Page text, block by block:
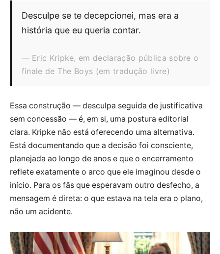
Desculpe se te decepcionei, mas era a
história que eu queria contar.
Eric Kripke, em declaração pública sobre o
finale de The Boys (em tradução livre)
Essa construção — desculpa seguida de justificativa
sem concessão — é, em si, uma postura editorial
clara. Kripke não está oferecendo uma alternativa.
Está documentando que a decisão foi consciente,
planejada ao longo de anos e que o encerramento
reflete exatamente o arco que ele imaginou desde o
início. Para os fãs que esperavam outro desfecho, a
mensagem é direta: o que estava na tela era o plano,
não um acidente.